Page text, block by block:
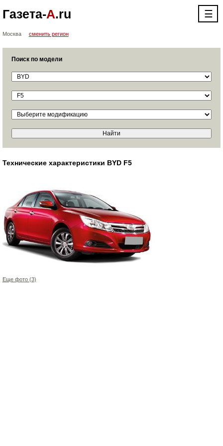
Газета-А.ru ☰
Москва сменить регион
Поиск по модели
Технические характеристики BYD F5
Еще фото (3)